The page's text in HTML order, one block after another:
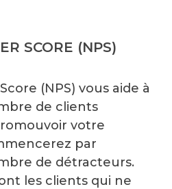
SCORE (NPS)
(NPS) vous aide à
de clients
votre
par
de détracteurs.
les clients qui ne